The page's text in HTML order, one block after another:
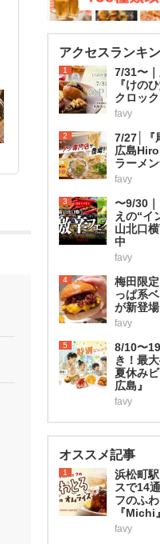
アクセスランキ
1
7/31〜
『けの
クロッ
favy
2
7/27│『
広島
ラーメ
favy
3
〜9/30
えの“イ
山北口
中
favy
4
梅田限
っぱ系
が新登
favy
5
8/10〜
き！最
夏休み
広島』
favy
オススメ記事
1
浜松町
スで14
フのふ
『Michi』
favy